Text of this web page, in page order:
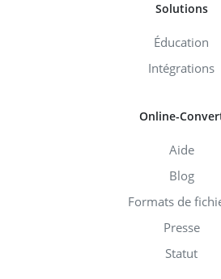
Solutions
Éducation
Intégrations
Online-
Aide
Blog
Formats de
Presse
Statut